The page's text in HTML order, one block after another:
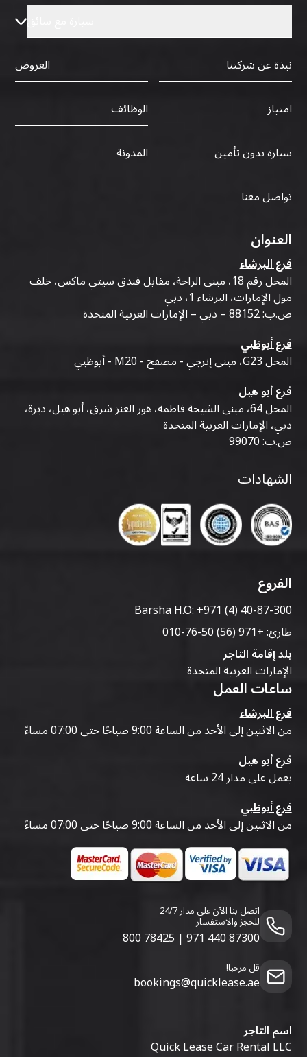
نبذة عن شركتنا
العروض
امتياز
الوظائف
سيارة بدون تأمين
المدونة
تواصل معنا
العنوان
فرع البرشاء
المحل رقم 18، مبنى الراحة، مقابل فندق سيتي ماكس، خلف
مول الإمارات، البرشاء 1، دبي
ص.ب: 88152 – دبي – الإمارات العربية المتحدة
فرع أبوظبي
المحل G23، مبنى إنرجي - مصفح - M20 - أبوظبي
فرع أبو هيل
المحل 64، مبنى الشيخة فاطمة، هور العنز شرق، أبو هيل، ديرة،
دبي، الإمارات العربية المتحدة
ص.ب: 99070
الشهادات
الفروع
Barsha H.O:+971 (4) 40-87-300
طارئ:+971 (56) 50-76-010
بلد إقامة التاجر
الإمارات العربية المتحدة
ساعات العمل
فرع البرشاء
من الاثنين إلى الأحد من الساعة 9:00 صباحًا حتى 07:00 مساءً
فرع أبو هيل
يعمل على مدار 24 ساعة
فرع أبوظبي
من الاثنين إلى الأحد من الساعة 9:00 صباحًا حتى 07:00 مساءً
اتصل بنا الآن على مدار 24/7
للحجز والاستفسار
800 78425 | 971 440 87300
قل مرحبا!
bookings@quicklease.ae
اسم التاجر
Quick Lease Car Rental LLC